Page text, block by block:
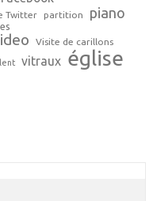
Twitter partition piano
Visite de carillons
vitraux église